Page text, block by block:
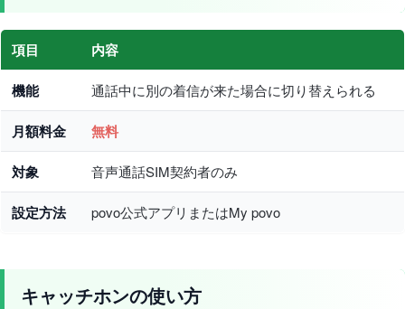
項目 内容
機能 通話中に別の着信が来た場合に切り替えられる
月額料金 無料
対象 音声通話SIM契約者のみ
設定方法 povo公式アプリまたはMy povo
キャッチホンの使い方